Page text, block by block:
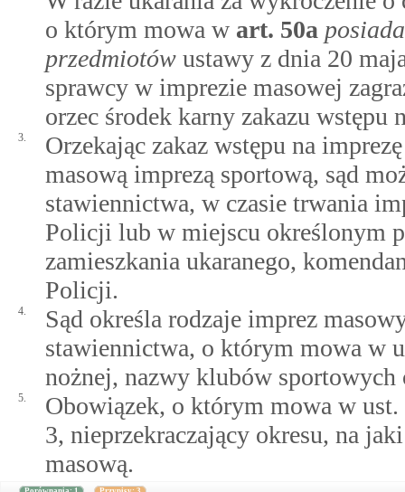
o którym mowa w art. 50a
przedmiotów ustawy z dnia 20
sprawcy w imprezie masowej
orzec środek karny zakazu wstępu
3.
Orzekając zakaz wstępu na
masową imprezą sportową, sąd
stawiennictwa, w czasie trwania
Policji lub w miejscu określonym
zamieszkania ukaranego,
Policji.
4.
Sąd określa rodzaje imprez
stawiennictwa, o którym mowa w
nożnej, nazwy klubów sportowych
5.
Obowiązek, o którym mowa w
3, nieprzekraczający okresu, na
masową.